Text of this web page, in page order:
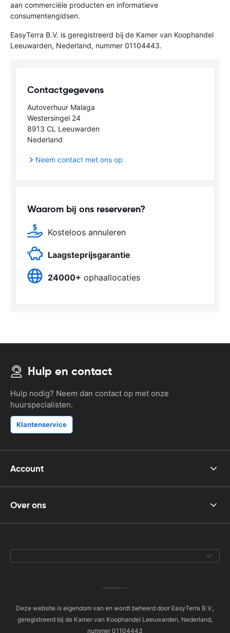
aan commerciële producten en informatieve
consumentengidsen.
EasyTerra B.V. is geregistreerd bij de Kamer van Koophandel
Leeuwarden, Nederland, nummer 01104443.
Contactgegevens
Autoverhuur Malaga
Westersingel 24
8913 CL Leeuwarden
Nederland
Neem contact met ons op
Waarom bij ons reserveren?
Kosteloos annuleren
Laagsteprijsgarantie
24000+ ophaallocaties
Hulp en contact
Hulp nodig? Neem dan contact op met onze
huurspecialisten.
Klantenservice
Account
Over ons
Deze website is eigendom van en wordt beheerd door EasyTerra B.V.,
geregistreerd bij de Kamer van Koophandel Leeuwarden, Nederland,
nummer 01104443